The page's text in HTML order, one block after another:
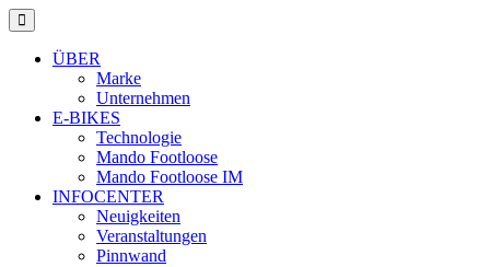
ÜBER
Marke
Unternehmen
E-BIKES
Technologie
Mando Footloose
Mando Footloose IM
INFOCENTER
Neuigkeiten
Veranstaltungen
Pinnwand